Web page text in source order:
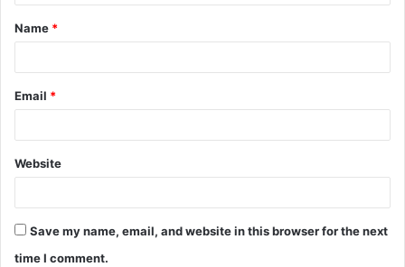
Name *
Email *
Website
Save my name, email, and website in this browser for the next
time I comment.